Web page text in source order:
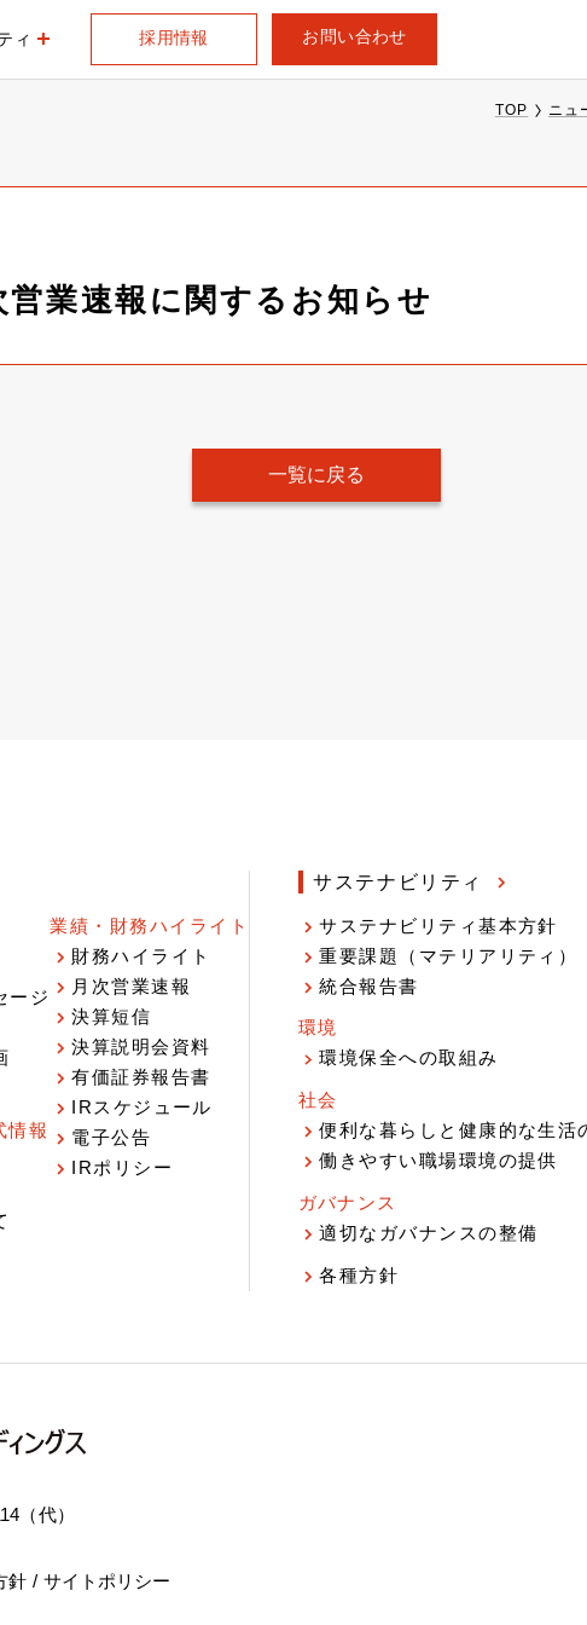
ィ 採用情報 お問い合わせ
TOP ニュ
業速報に関するお知らせ
一覧に戻る
ージ
情報
業績・財務ハイライト
財務ハイライト
月次営業速報
決算短信
決算説明会資料
有価証券報告書
IRスケジュール
電子公告
IRポリシー
サステナビリティ
サステナビリティ基本方針
重要課題（マテリアリティ）
統合報告書
環境
環境保全への取組み
社会
便利な暮らしと健康的な生活
働きやすい職場環境の提供
ガバナンス
適切なガバナンスの整備
各種方針
（代）
針 サイトポリシー